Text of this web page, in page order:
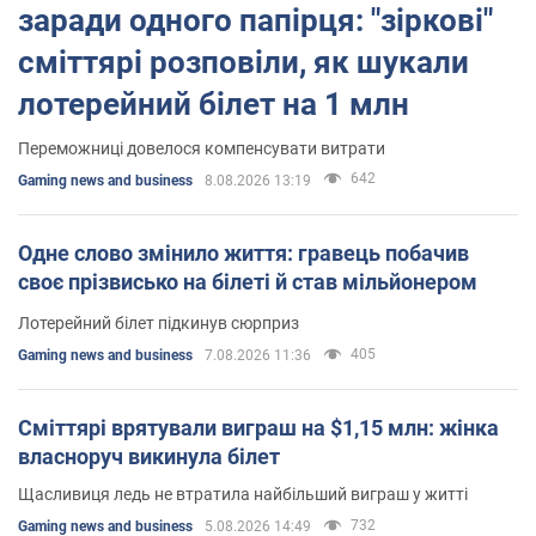
заради одного папірця: "зіркові"
сміттярі розповіли, як шукали
лотерейний білет на 1 млн
Переможниці довелося компенсувати витрати
Gaming news and business 8.08.2026 13:19 642
Одне слово змінило життя: гравець побачив
своє прізвисько на білеті й став мільйонером
Лотерейний білет підкинув сюрприз
Gaming news and business 7.08.2026 11:36 405
Сміттярі врятували виграш на $1,15 млн: жінка
власноруч викинула білет
Щасливиця ледь не втратила найбільший виграш у житті
Gaming news and business 5.08.2026 14:49 732